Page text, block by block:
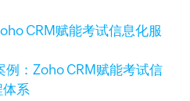
例：Zoho CRM赋能考试信
体系